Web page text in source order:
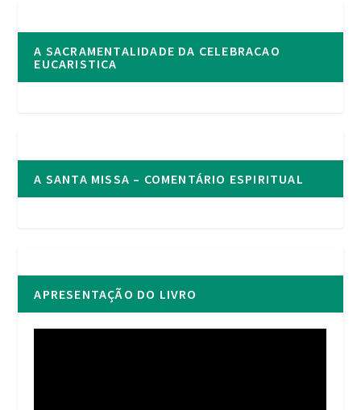
A SACRAMENTALIDADE DA CELEBRACAO
EUCARISTICA
A SANTA MISSA – COMENTÁRIO ESPIRITUAL
APRESENTAÇÃO DO LIVRO